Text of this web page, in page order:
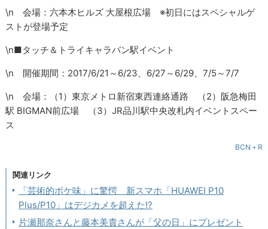
\n 会場：六本木ヒルズ 大屋根広場 ※初日にはスペシャルゲ
ストが登場予定
\n■タッチ＆トライキャラバン駅イベント
\n 開催期間：2017/6/21～6/23、6/27～6/29、7/5～7/7
\n 会場：（1）東京メトロ新宿東西連絡通路 （2）阪急梅田
駅 BIGMAN前広場 （3）JR品川駅中央改札内イベントスペー
ス
BCN＋R
関連リンク
「芸術的ボケ味」に驚愕 新スマホ「HUAWEI P10
Plus/P10」はデジカメを超えた!?
片瀬那奈さんと藤本美貴さんが「父の日」にプレゼント